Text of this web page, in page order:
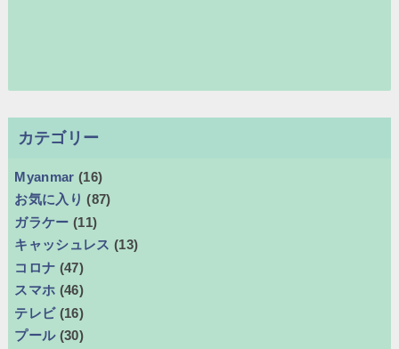
カテゴリー
Myanmar (16)
お気に入り (87)
ガラケー (11)
キャッシュレス (13)
コロナ (47)
スマホ (46)
テレビ (16)
プール (30)